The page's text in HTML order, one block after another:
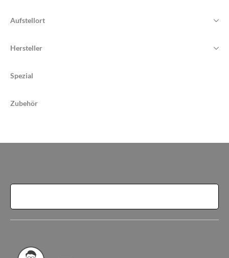
Aufstellort
Hersteller
Spezial
Zubehör